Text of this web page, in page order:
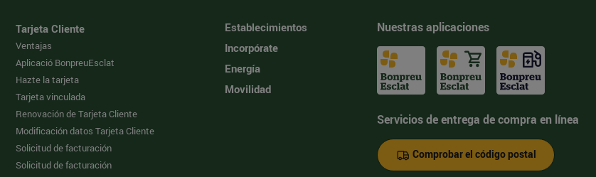
Tarjeta Cliente
Ventajas
Aplicació BonpreuEsclat
Hazte la tarjeta
Tarjeta vinculada
Renovación de Tarjeta Cliente
Modificación datos Tarjeta Cliente
Solicitud de facturación
Solicitud de facturación
Establecimientos
Incorpórate
Energía
Movilidad
Nuestras aplicaciones
Servicios de entrega de compra en línea
Comprobar el código postal